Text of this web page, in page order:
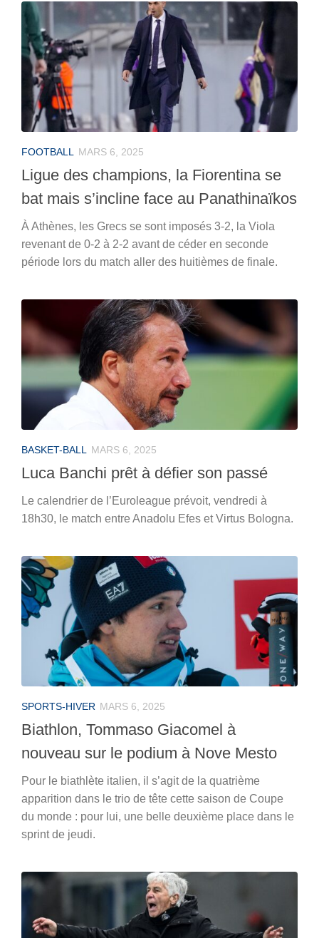
FOOTBALL MARS 6, 2025
Ligue des champions, la Fiorentina se
bat mais s’incline face au Panathinaïkos
À Athènes, les Grecs se sont imposés 3-2, la Viola
revenant de 0-2 à 2-2 avant de céder en seconde
période lors du match aller des huitièmes de finale.
BASKET-BALL MARS 6, 2025
Luca Banchi prêt à défier son passé
Le calendrier de l’Euroleague prévoit, vendredi à
18h30, le match entre Anadolu Efes et Virtus Bologna.
SPORTS-HIVER MARS 6, 2025
Biathlon, Tommaso Giacomel à
nouveau sur le podium à Nove Mesto
Pour le biathlète italien, il s’agit de la quatrième
apparition dans le trio de tête cette saison de Coupe
du monde : pour lui, une belle deuxième place dans le
sprint de jeudi.